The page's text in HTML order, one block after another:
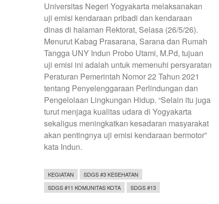
Universitas Negeri Yogyakarta melaksanakan
uji emisi kendaraan pribadi dan kendaraan
dinas di halaman Rektorat, Selasa (26/5/26).
Menurut Kabag Prasarana, Sarana dan Rumah
Tangga UNY Indun Probo Utami, M.Pd, tujuan
uji emisi ini adalah untuk memenuhi persyaratan
Peraturan Pemerintah Nomor 22 Tahun 2021
tentang Penyelenggaraan Perlindungan dan
Pengelolaan Lingkungan Hidup. “Selain itu juga
turut menjaga kualitas udara di Yogyakarta
sekaligus meningkatkan kesadaran masyarakat
akan pentingnya uji emisi kendaraan bermotor”
kata Indun.
KEGIATAN
SDGS #3 KESEHATAN
SDGS #11 KOMUNITAS KOTA
SDGS #13